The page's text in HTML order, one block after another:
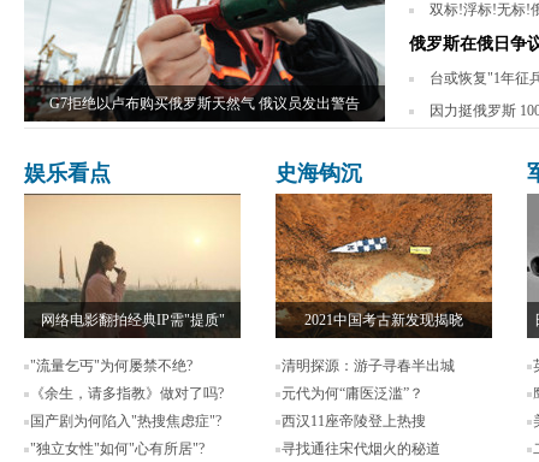
G7拒绝以卢布购买俄罗斯天然气 俄议员发出警告
双标!浮标!无标!
俄罗斯在俄日争
台或恢复"1年征
因力挺俄罗斯
娱乐看点
网络电影翻拍经典IP需"提质"
"流量乞丐"为何屡禁不绝?
《余生，请多指教》做对了吗?
国产剧为何陷入"热搜焦虑症"?
"独立女性"如何"心有所居"?
史海钩沉
2021中国考古新发现揭晓
清明探源：游子寻春半出城
元代为何“庸医泛滥”？
西汉11座帝陵登上热搜
寻找通往宋代烟火的秘道